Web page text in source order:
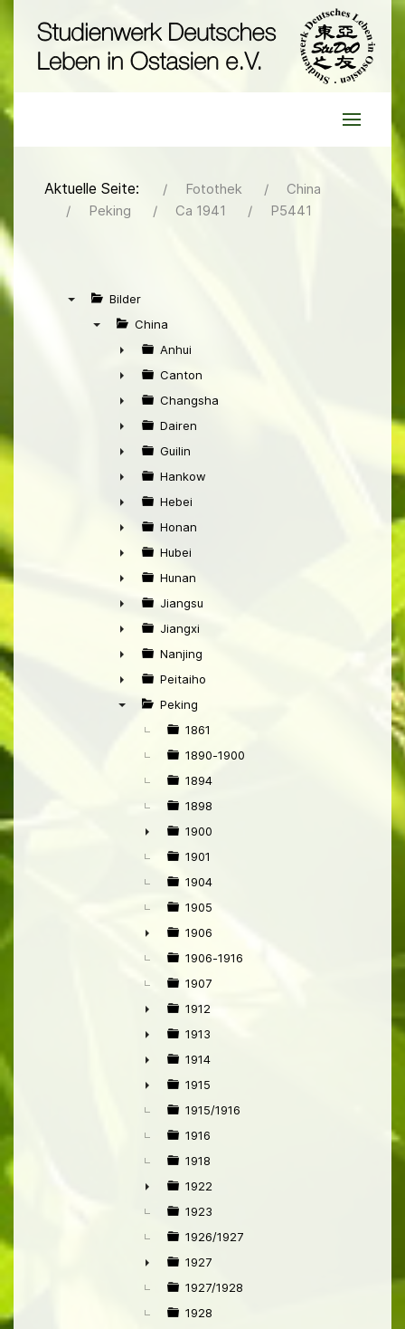
Aktuelle Seite: Fotothek
China
Peking
Ca 1941 P5441
Bilder
China
►
Anhui
►
Canton
►
Changsha
►
Dairen
►
Guilin
►
Hankow
►
Hebei
►
Honan
►
Hubei
►
Hunan
►
Jiangsu
►
Jiangxi
►
Nanjing
►
Peitaiho
Peking
1861
1890-1900
1894
1898
►
1900
1901
1904
1905
►
1906
1906-1916
1907
►
1912
►
1913
►
1914
►
1915
1915/1916
1916
1918
►
1922
1923
1926/1927
►
1927
1927/1928
1928